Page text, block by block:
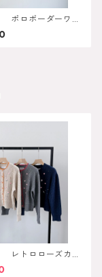
ロボーダーワン
トロローズカー